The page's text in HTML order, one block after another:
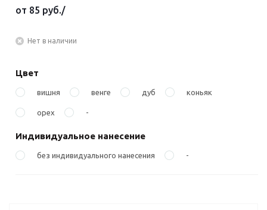
от 85 руб./
Нет в наличии
Цвет
вишня венге дуб коньяк
орех -
Индивидуальное нанесение
без индивидуального нанесения -